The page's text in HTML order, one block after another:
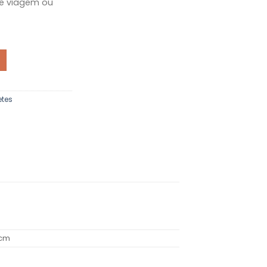
Alumínio - Friendly Soap